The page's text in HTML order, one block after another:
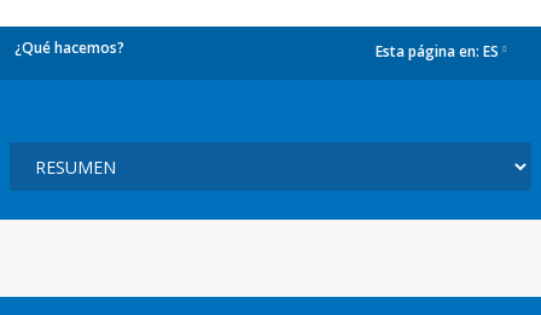
¿Qué hacemos? Esta página en: ES